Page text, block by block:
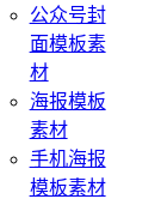
公众号封
面模板素
材
海报模板
素材
手机海报
模板素材